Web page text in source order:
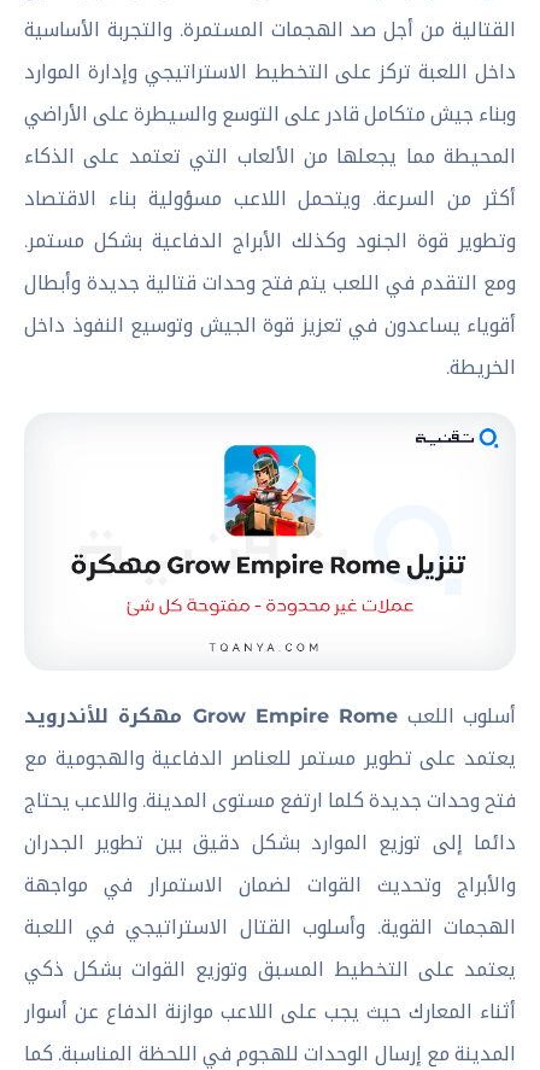
القتالية من أجل صد الهجمات المستمرة. والتجربة الأساسية
داخل اللعبة تركز على التخطيط الاستراتيجي وإدارة الموارد
وبناء جيش متكامل قادر على التوسع والسيطرة على الأراضي
المحيطة مما يجعلها من الألعاب التي تعتمد على الذكاء
أكثر من السرعة. ويتحمل اللاعب مسؤولية بناء الاقتصاد
وتطوير قوة الجنود وكذلك الأبراج الدفاعية بشكل مستمر.
ومع التقدم في اللعب يتم فتح وحدات قتالية جديدة وأبطال
أقوياء يساعدون في تعزيز قوة الجيش وتوسيع النفوذ داخل
الخريطة.
أسلوب اللعب Grow Empire Rome مهكرة للأندرويد
يعتمد على تطوير مستمر للعناصر الدفاعية والهجومية مع
فتح وحدات جديدة كلما ارتفع مستوى المدينة. واللاعب يحتاج
دائما إلى توزيع الموارد بشكل دقيق بين تطوير الجدران
والأبراج وتحديث القوات لضمان الاستمرار في مواجهة
الهجمات القوية. وأسلوب القتال الاستراتيجي في اللعبة
يعتمد على التخطيط المسبق وتوزيع القوات بشكل ذكي
أثناء المعارك حيث يجب على اللاعب موازنة الدفاع عن أسوار
المدينة مع إرسال الوحدات للهجوم في اللحظة المناسبة. كما